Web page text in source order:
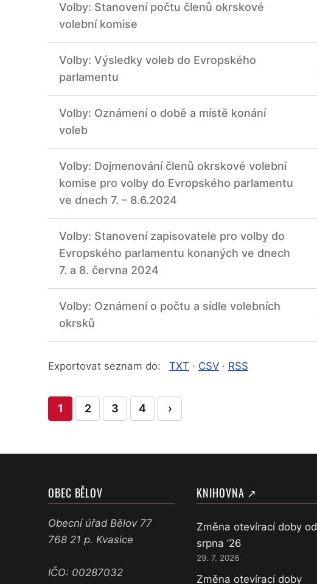
Volby: Stanovení počtu členů okrskové
volební komise
Volby: Výsledky voleb do Evropského
parlamentu
Volby: Oznámení o době a místě konání
voleb
Volby: Dojmenování členů okrskové volební
komise pro volby do Evropského parlamentu
ve dnech 7. – 8.6.2024
Volby: Stanovení zapisovatele pro volby do
Evropského parlamentu konaných ve dnech
7. a 8. června 2024
Volby: Oznámení o počtu a sídle volebních
okrsků
Exportovat seznam do: TXT · CSV · RSS
Stránkování
1 2 3 4 ›
OBEC BĚLOV
Obecní úřad Bělov 77
768 21 p. Kvasice
IČO: 00287032
KNIHOVNA ↗
Změna otevírací doby od
srpna ’26
29. 7. 2026
Změna otevírací doby